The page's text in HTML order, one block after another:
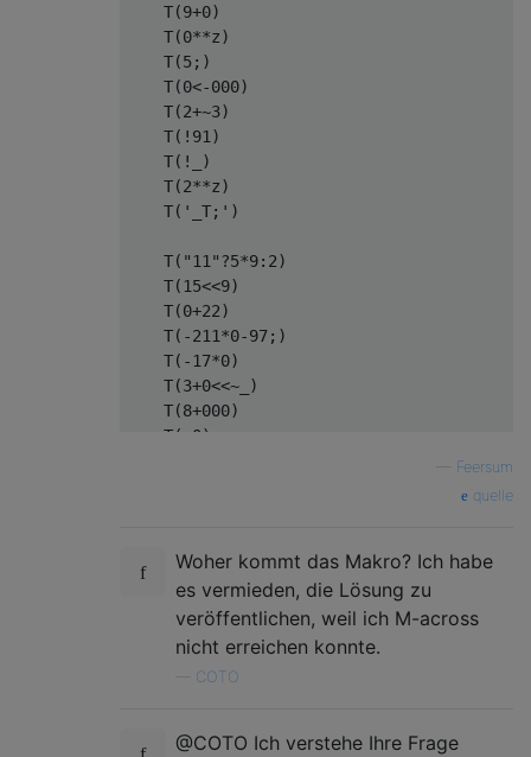
    T(9+0)
    T(0**z)
    T(5;)
    T(0<-000)
    T(2+~3)
    T(!91)
    T(!_)
    T(2**z)
    T('_T;')
    T("11"?5*9:2)
    T(15<<9)
    T(0+22)
    T(-211*0-97;)
    T(-17*0)
    T(3+0<<~_)
    T(8+000)
    T(+0)
Feersum
quelle
Woher kommt das Makro? Ich habe
es vermieden, die Lösung zu
veröffentlichen, weil ich M-across
nicht erreichen konnte.
COTO
@COTO Ich verstehe Ihre Frage